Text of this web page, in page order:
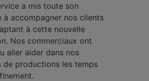
a mis toute son
à accompagner nos clients
à cette nouvelle
Nos commerciaux ont
aller aider dans nos
de productions les temps